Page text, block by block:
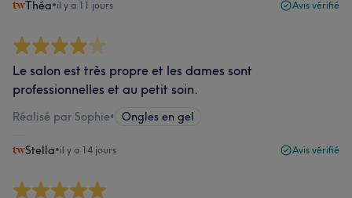
Théa•il y a 11 jours Avis vérifié
Le salon est très propre et les dames sont
professionnelles et au petit soin.
Réalisé par Sophie• Ongles en gel
Stella•il y a 14 jours Avis vérifié